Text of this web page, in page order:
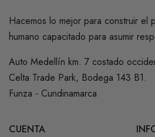
Hacemos lo mejor para construir el
humano capacitado para asumir
Auto Medellín km. 7 costado
Celta Trade Park, Bodega 143 B1.
Funza - Cundinamarca
CUENTA